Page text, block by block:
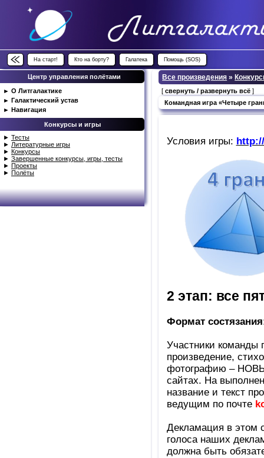
На старт! Кто на борту? Галатека Помощь (SOS)
Центр управления полётами
► О Литгалактике
► Галактический устав
► Навигация
Конкурсы и игры
► Тесты
► Литературные игры
► Конкурсы
► Завершенные конкурсы, игры, тесты
► Проекты
► Полёты
Все произведения »
[свернуть / развернуть всё ]
Командная игра «Четыре
Условия игры:
2 этап: все
Формат состязания
Участники команды
произведение,
фотографию –
сайтах. На
название и текст
ведущим по почте
Декламация в этом
голоса наших
должна быть